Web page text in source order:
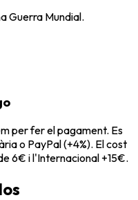
Guerra Mundial.
per fer el pagament. Es
o PayPal (+4%). El cost
6€ i l'Internacional +15€.